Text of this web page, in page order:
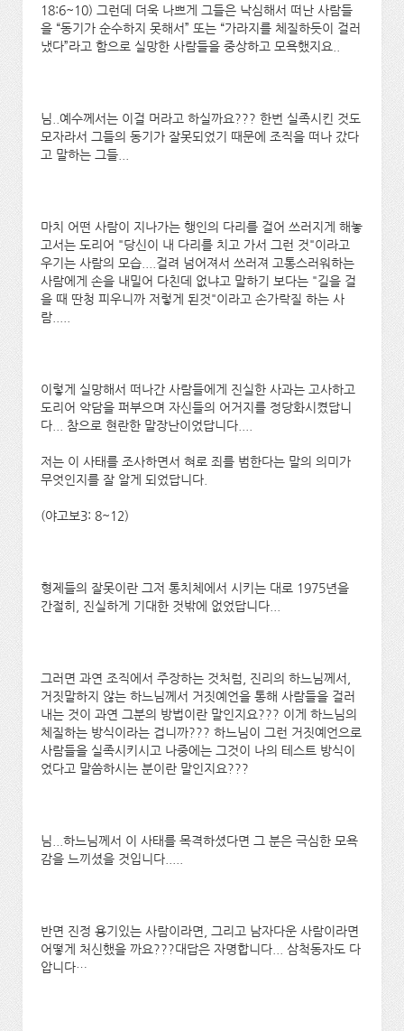
18:6~10) 그런데 더욱 나쁘게 그들은 낙심해서 떠난 사람들
을 “동기가 순수하지 못해서” 또는 “가라지를 체질하듯이 걸러
냈다”라고 함으로 실망한 사람들을 중상하고 모욕했지요..
님..예수께서는 이걸 머라고 하실까요??? 한번 실족시킨 것도
모자라서 그들의 동기가 잘못되었기 때문에 조직을 떠나 갔다
고 말하는 그들...
마치 어떤 사람이 지나가는 행인의 다리를 걸어 쓰러지게 해놓
고서는 도리어 "당신이 내 다리를 치고 가서 그런 것"이라고
우기는 사람의 모습....걸려 넘어져서 쓰러져 고통스러워하는
사람에게 손을 내밀어 다친데 없냐고 말하기 보다는 "길을 걸
을 때 딴청 피우니까 저렇게 된것"이라고 손가락질 하는 사
람.....
이렇게 실망해서 떠나간 사람들에게 진실한 사과는 고사하고
도리어 악담을 퍼부으며 자신들의 어거지를 정당화시켰답니
다... 참으로 현란한 말장난이었답니다....
저는 이 사태를 조사하면서 혀로 죄를 범한다는 말의 의미가
무엇인지를 잘 알게 되었답니다.
(야고보3: 8~12)
형제들의 잘못이란 그저 통치체에서 시키는 대로 1975년을
간절히, 진실하게 기대한 것밖에 없었답니다...
그러면 과연 조직에서 주장하는 것처럼, 진리의 하느님께서,
거짓말하지 않는 하느님께서 거짓예언을 통해 사람들을 걸러
내는 것이 과연 그분의 방법이란 말인지요??? 이게 하느님의
체질하는 방식이라는 겁니까??? 하느님이 그런 거짓예언으로
사람들을 실족시키시고 나중에는 그것이 나의 테스트 방식이
었다고 말씀하시는 분이란 말인지요???
님...하느님께서 이 사태를 목격하셨다면 그 분은 극심한 모욕
감을 느끼셨을 것입니다.....
반면 진정 용기있는 사람이라면, 그리고 남자다운 사람이라면
어떻게 처신했을 까요???대답은 자명합니다... 삼척동자도 다
압니다…